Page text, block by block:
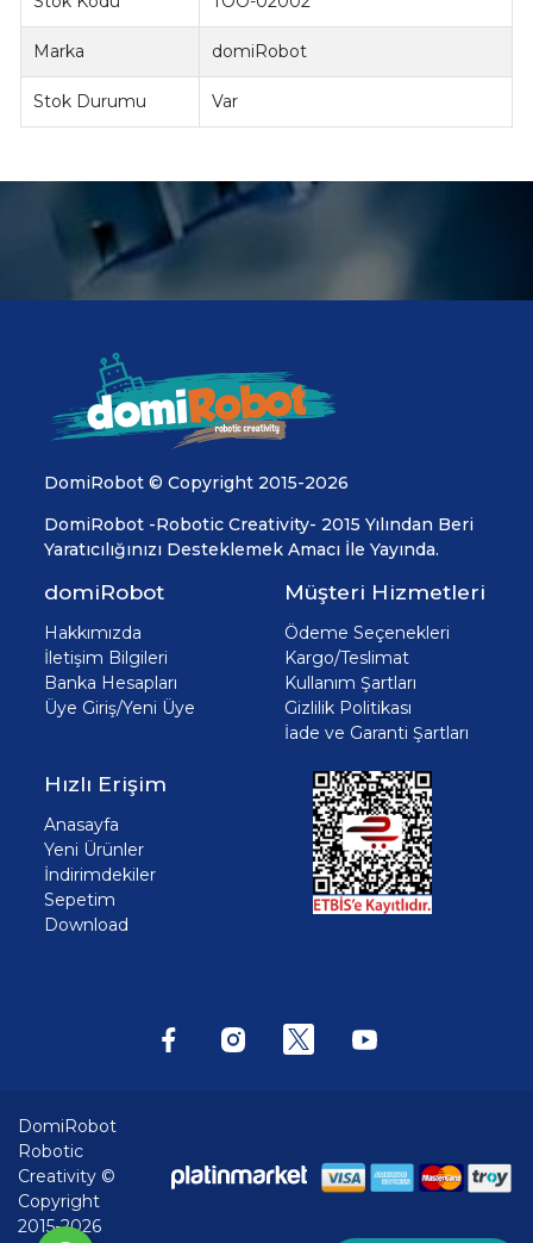
Marka domiRobot
Stok Durumu Var
DomiRobot © Copyright 2015-2026
DomiRobot -Robotic Creativity- 2015 Yılından Beri
Yaratıcılığınızı Desteklemek Amacı İle Yayında.
domiRobot
Hakkımızda
İletişim Bilgileri
Banka Hesapları
Üye Giriş/Yeni Üye
Müşteri Hizmetleri
Ödeme Seçenekleri
Kargo/Teslimat
Kullanım Şartları
Gizlilik Politikası
İade ve Garanti Şartları
Hızlı Erişim
Anasayfa
Yeni Ürünler
İndirimdekiler
Sepetim
Download
DomiRobot
Robotic
Creativity ©
Copyright
2015-2026